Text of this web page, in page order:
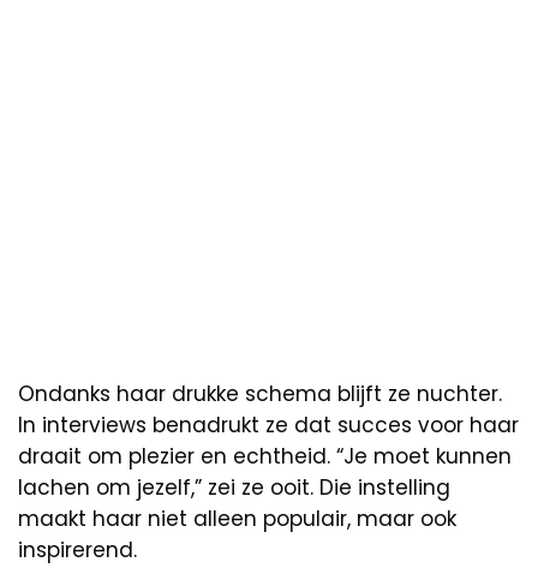
Ondanks haar drukke schema blijft ze nuchter.
In interviews benadrukt ze dat succes voor haar
draait om plezier en echtheid. “Je moet kunnen
lachen om jezelf,” zei ze ooit. Die instelling
maakt haar niet alleen populair, maar ook
inspirerend.